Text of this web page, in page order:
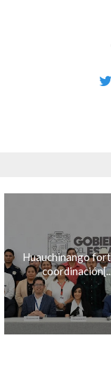
Huauchinango